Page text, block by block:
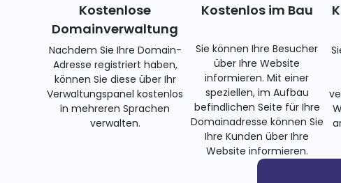
Kostenlose
Domainverwaltung
Nachdem Sie Ihre Domain-
Adresse registriert haben,
können Sie diese über Ihr
Verwaltungspanel kostenlos
in mehreren Sprachen
verwalten.
Kostenlos im Bau
Sie können Ihre Besucher
über Ihre Website
informieren. Mit einer
speziellen, im Aufbau
befindlichen Seite für Ihre
Domainadresse können Sie
Ihre Kunden über Ihre
Website informieren.